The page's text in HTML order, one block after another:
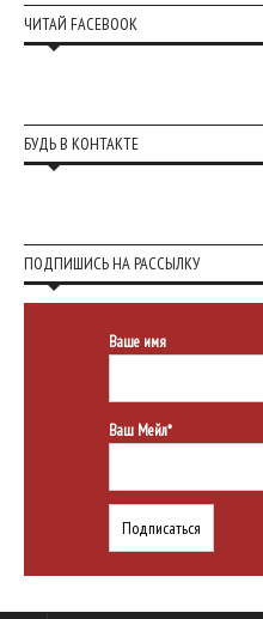
ЧИТАЙ FACEBOOK
БУДЬ В КОНТАКТЕ
ПОДПИШИСЬ НА РАССЫЛКУ
Ваше имя
Ваш Мейл*